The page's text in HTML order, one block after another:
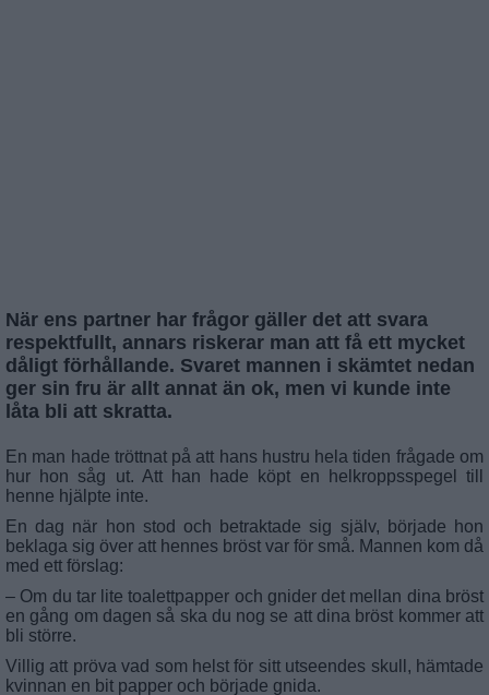
När ens partner har frågor gäller det att svara
respektfullt, annars riskerar man att få ett mycket
dåligt förhållande. Svaret mannen i skämtet nedan
ger sin fru är allt annat än ok, men vi kunde inte
låta bli att skratta.
En man hade tröttnat på att hans hustru hela tiden frågade om
hur hon såg ut. Att han hade köpt en helkroppsspegel till
henne hjälpte inte.
En dag när hon stod och betraktade sig själv, började hon
beklaga sig över att hennes bröst var för små. Mannen kom då
med ett förslag:
– Om du tar lite toalettpapper och gnider det mellan dina bröst
en gång om dagen så ska du nog se att dina bröst kommer att
bli större.
Villig att pröva vad som helst för sitt utseendes skull, hämtade
kvinnan en bit papper och började gnida.